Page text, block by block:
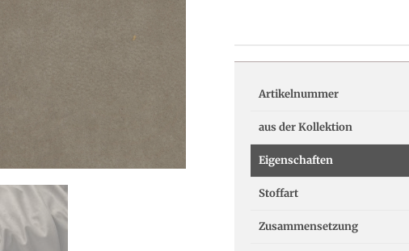
Artikelnummer
aus der Kollektion
Eigenschaften
Stoffart
Zusammensetzung